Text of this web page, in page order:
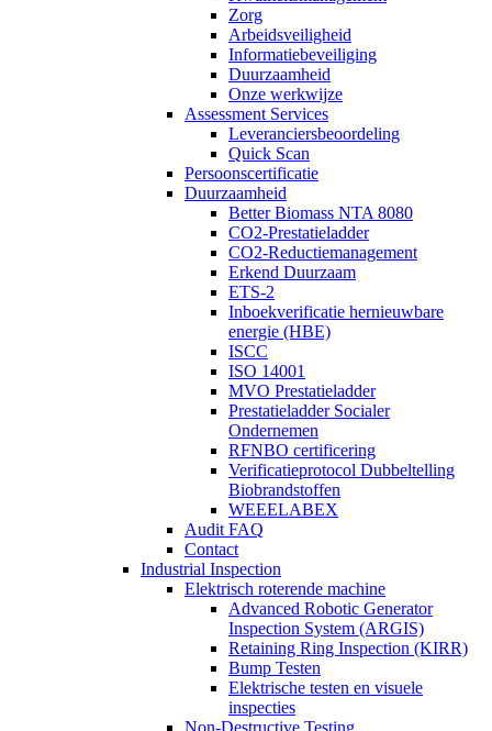
Zorg
Arbeidsveiligheid
Informatiebeveiliging
Duurzaamheid
Onze werkwijze
Assessment Services
Leveranciersbeoordeling
Quick Scan
Persoonscertificatie
Duurzaamheid
Better Biomass NTA 8080
CO2-Prestatieladder
CO2-Reductiemanagement
Erkend Duurzaam
ETS-2
Inboekverificatie hernieuwbare
energie (HBE)
ISCC
ISO 14001
MVO Prestatieladder
Prestatieladder Socialer
Ondernemen
RFNBO certificering
Verificatieprotocol Dubbeltelling
Biobrandstoffen
WEEELABEX
Audit FAQ
Contact
Industrial Inspection
Elektrisch roterende machine
Advanced Robotic Generator
Inspection System (ARGIS)
Retaining Ring Inspection (KIRR)
Bump Testen
Elektrische testen en visuele
inspecties